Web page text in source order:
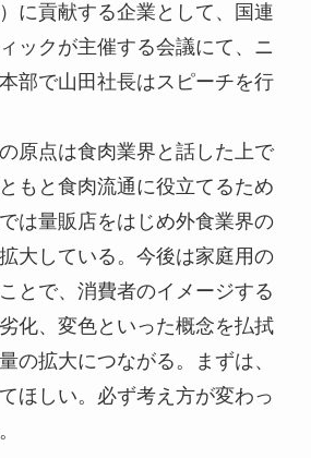
に貢献する企業として、国連
ックが主催する会議にて、ニ
部で山田社長はスピーチを行
原点は食肉業界と話した上で
もと食肉流通に役立てるため
は量販店をはじめ外食業界の
大している。今後は家庭用の
とで、消費者のイメージする
化、変色といった概念を払拭
の拡大につながる。まずは、
ほしい。必ず考え方が変わっ